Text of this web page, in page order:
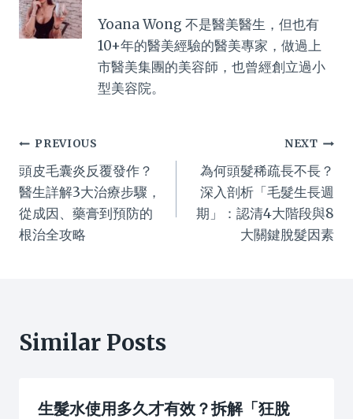
Yoana Wong 不是醫美醫生，但也有
10+年的醫美經驗的醫美專家，做過上
市醫美集團的美容師，也曾經創立過小
型美容院。
Post
navigation
PREVIOUS
頭皮毛囊炎反覆發作？
醫生詳解3大治療步驟，
從成因、藥膏到預防的
根治全攻略
NEXT
為何頭髮稀疏長不長？
深入剖析「毛髮生長週
期」：認清4大階段與8
大關鍵脫髮因素
Similar Posts
生髮水使用多久才有效？拆解「狂脫